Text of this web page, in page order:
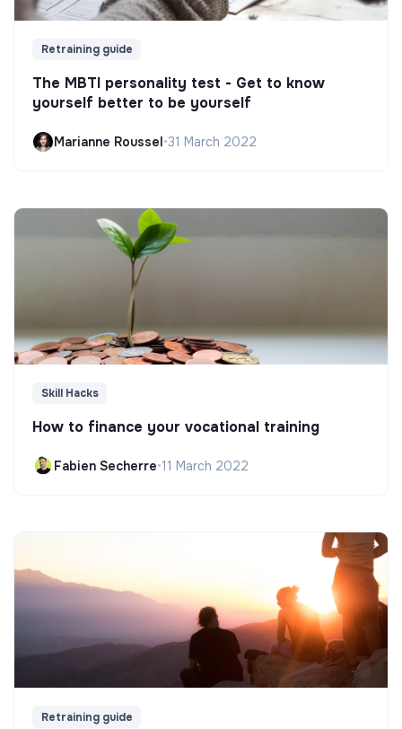
Retraining guide
The MBTI personality test - Get to know
yourself better to be yourself
Marianne Roussel•31 March 2022
Skill Hacks
How to finance your vocational training
Fabien Secherre•11 March 2022
Retraining guide